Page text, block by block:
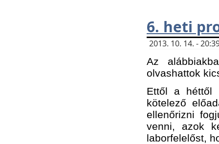
6. heti
2013. 10. 14. -
Az
olvashattok
Ettől a héttől
kötelező
ellenőrizni
venni, azok
laborfelelőst,